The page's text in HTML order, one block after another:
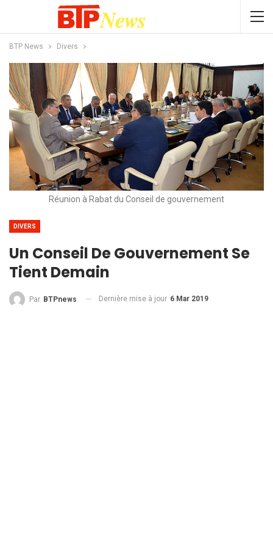
BTP News Divers
Réunion à Rabat du Conseil de gouvernement
DIVERS
Un Conseil De Gouvernement Se
Tient Demain
Par BTPnews Dernière mise à jour 6 Mar 2019